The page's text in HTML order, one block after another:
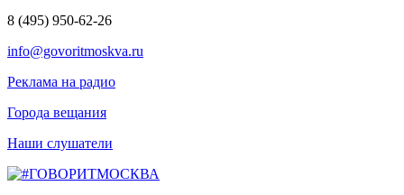
8 (495) 950-62-26
info@govoritmoskva.ru
Реклама на радио
Города вещания
Наши слушатели